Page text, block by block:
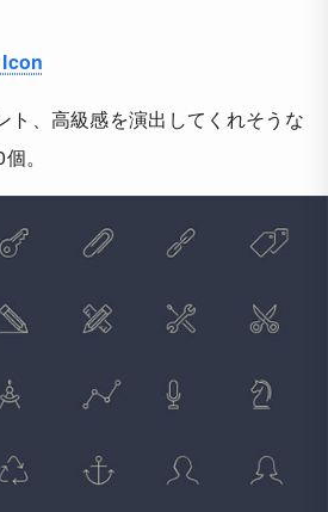
ト、高級感を演出してくれそうな
。